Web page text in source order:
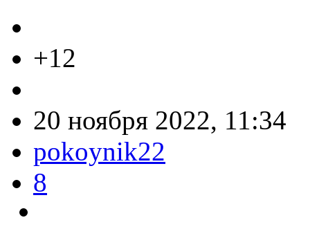
+12
20 ноября 2022, 11:34
pokoynik22
8